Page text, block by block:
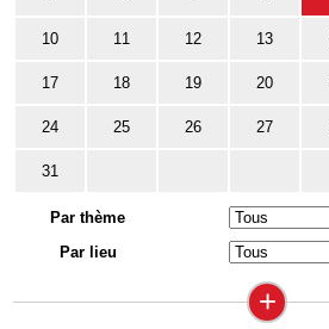
10 11 12 13
17 18 19 20
24 25 26 27
31
Par thème
Par lieu
+